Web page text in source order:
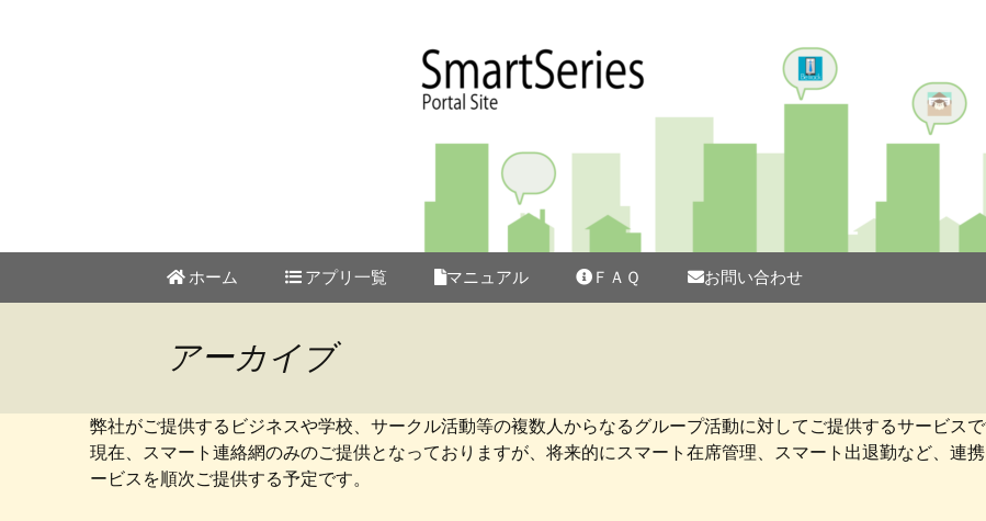
スマートシリーズ
ス
キ
ッ
ホーム アプリ一覧
スマートポケット for
スマート在席管理 イマ
ココ
マニュアル ＦＡＱ お問い合わせ
アーカイブ
弊社がご提供するビジネスや学校、サークル活動等の複数人からなるグループ活動に対してご提供するサービスで
現在、スマート連絡網のみのご提供となっておりますが、将来的にスマート在席管理、スマート出退勤など、連
ービスを順次ご提供する予定です。